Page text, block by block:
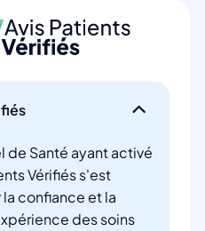
de Santé ayant activé
Vérifiés s'est
confiance et la
des soins